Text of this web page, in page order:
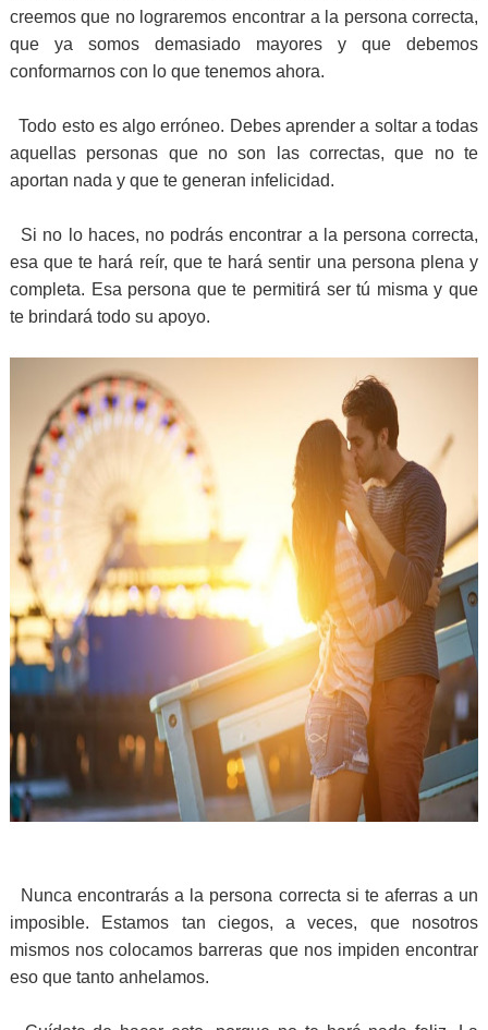
creemos que no lograremos encontrar a la persona correcta,
que ya somos demasiado mayores y que debemos
conformarnos con lo que tenemos ahora.
Todo esto es algo erróneo. Debes aprender a soltar a todas
aquellas personas que no son las correctas, que no te
aportan nada y que te generan infelicidad.
Si no lo haces, no podrás encontrar a la persona correcta,
esa que te hará reír, que te hará sentir una persona plena y
completa. Esa persona que te permitirá ser tú misma y que
te brindará todo su apoyo.
Nunca encontrarás a la persona correcta si te aferras a un
imposible. Estamos tan ciegos, a veces, que nosotros
mismos nos colocamos barreras que nos impiden encontrar
eso que tanto anhelamos.